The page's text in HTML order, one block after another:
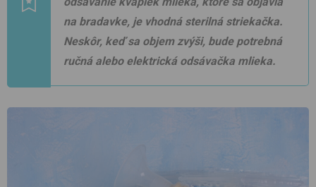
na bradavke, je vhodná sterilná striekačka.
Neskôr, keď sa objem zvýši, bude potrebná
ručná alebo elektrická odsávačka mlieka.